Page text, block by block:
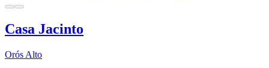
Casa Jacinto
Orós Alto